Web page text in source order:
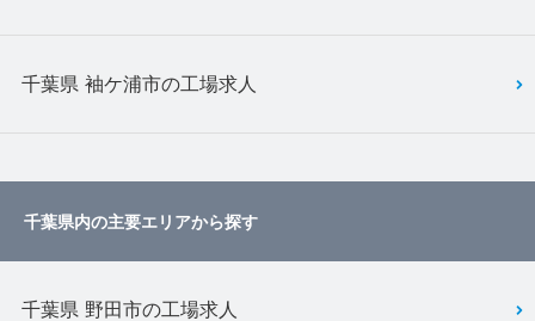
千葉県 袖ケ浦市の工場求人
千葉県内の主要エリアから探す
千葉県 野田市の工場求人